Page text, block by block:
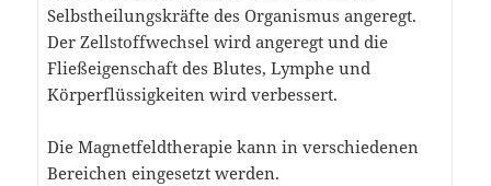
Selbstheilungskräfte des Organismus angeregt.
Der Zellstoffwechsel wird angeregt und die
Fließeigenschaft des Blutes, Lymphe und
Körperflüssigkeiten wird verbessert.
Die Magnetfeldtherapie kann in verschiedenen
Bereichen eingesetzt werden.